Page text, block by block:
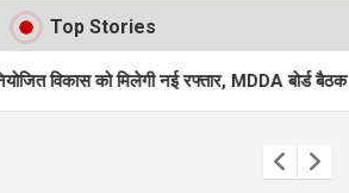
Top Stories
रफ्तार, MDDA बोर्ड बैठक में 25 महत्वपूर्ण प्रस्तावों